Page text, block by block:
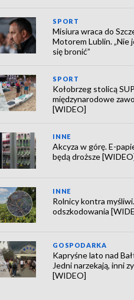
SPORT
Misiura wraca do
Motorem Lublin. „Nie
się bronić”
SPORT
Kołobrzeg stolicą
międzynarodowe
[WIDEO]
INNE
Akcyza w górę. E-
będą droższe
INNE
Rolnicy kontra
odszkodowania
GOSPODARKA
Kapryśne lato nad
Jedni narzekają, inni
[WIDEO]